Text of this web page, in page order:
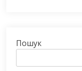
Пошук